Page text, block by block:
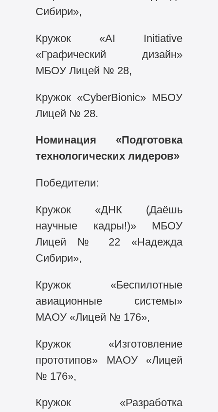
Сибири»,
Кружок «AI Initiative
«Графический дизайн»
МБОУ Лицей № 28,
Кружок «CyberBionic» МБОУ
Лицей № 28.
Номинация «Подготовка
технологических лидеров»
Победители:
Кружок «ДНК (Даёшь
научные кадры!)» МБОУ
Лицей № 22 «Надежда
Сибири»,
Кружок «Беспилотные
авиационные системы»
МАОУ «Лицей № 176»,
Кружок «Изготовление
прототипов» МАОУ «Лицей
№ 176»,
Кружок «Разработка